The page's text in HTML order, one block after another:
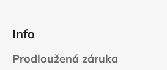
Info
Prodloužená záruka